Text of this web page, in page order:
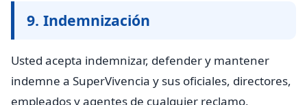
9. Indemnización
Usted acepta indemnizar, defender y mantener
indemne a SuperVivencia y sus oficiales, directores,
empleados y agentes de cualquier reclamo,